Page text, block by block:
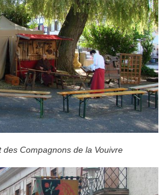
des Compagnons de la Vouivre